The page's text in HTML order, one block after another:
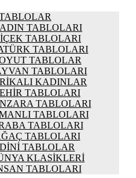
TABLOLARI
TABLOLARI
TABLOLARI
TABLOLAR
TABLOLARI
KADINLAR
TABLOLARI
TABLOLARI
TABLOLARI
TABLOLARI
TABLOLARI
TABLOLAR
KLASIKLERI
TABLOLARI